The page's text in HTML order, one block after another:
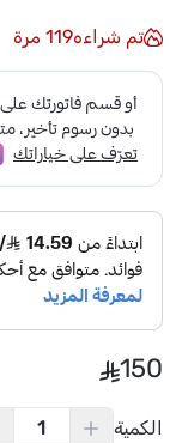
تم شراءه119 مرة
150
الكمية